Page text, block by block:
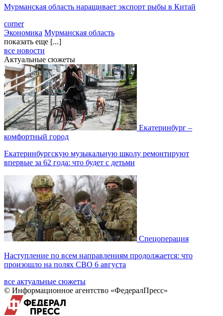
Мурманская область наращивает экспорт рыбы в Китай
corner
Экономика Мурманская область
показать еще [...]
все новости
Актуальные сюжеты
Екатеринбург –
комфортный город
Екатеринбургскую музыкальную школу ремонтируют
впервые за 62 года: что будет с детьми
Спецоперация
Наступление по всем направлениям продолжается: что
произошло на полях СВО 6 августа
все актуальные сюжеты
© Информационное агентство «ФедералПресс»